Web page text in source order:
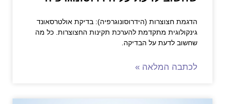
הדגמת חצוצרות (הידרוסונוגרפיה): בדיקת אולטרסאונד
גינקולוגית מתקדמת להערכת תקינות החצוצרות. כל מה
שחשוב לדעת על הבדיקה.
לכתבה המלאה »